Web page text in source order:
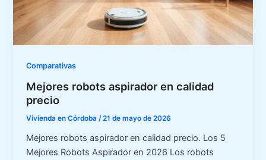
Comparativas
Mejores robots aspirador en calidad
precio
Vivienda en Córdoba /21 de mayo de 2026
Mejores robots aspirador en calidad precio. Los 5
Mejores Robots Aspirador en 2026 Los robots